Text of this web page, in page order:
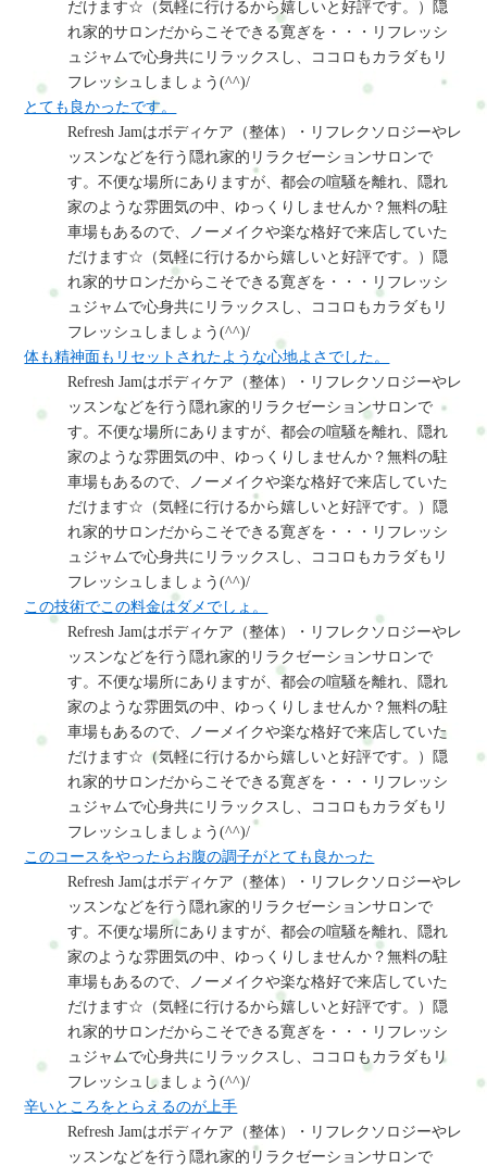
だけます☆（気軽に行けるから嬉しいと好評です。）隠
れ家的サロンだからこそできる寛ぎを・・・リフレッシ
ュジャムで心身共にリラックスし、ココロもカラダもリ
フレッシュしましょう(^^)/
とても良かったです。
Refresh Jamはボディケア（整体）・リフレクソロジーやレ
ッスンなどを行う隠れ家的リラクゼーションサロンで
す。不便な場所にありますが、都会の喧騒を離れ、隠れ
家のような雰囲気の中、ゆっくりしませんか？無料の駐
車場もあるので、ノーメイクや楽な格好で来店していた
だけます☆（気軽に行けるから嬉しいと好評です。）隠
れ家的サロンだからこそできる寛ぎを・・・リフレッシ
ュジャムで心身共にリラックスし、ココロもカラダもリ
フレッシュしましょう(^^)/
体も精神面もリセットされたような心地よさでした。
Refresh Jamはボディケア（整体）・リフレクソロジーやレ
ッスンなどを行う隠れ家的リラクゼーションサロンで
す。不便な場所にありますが、都会の喧騒を離れ、隠れ
家のような雰囲気の中、ゆっくりしませんか？無料の駐
車場もあるので、ノーメイクや楽な格好で来店していた
だけます☆（気軽に行けるから嬉しいと好評です。）隠
れ家的サロンだからこそできる寛ぎを・・・リフレッシ
ュジャムで心身共にリラックスし、ココロもカラダもリ
フレッシュしましょう(^^)/
この技術でこの料金はダメでしょ。
Refresh Jamはボディケア（整体）・リフレクソロジーやレ
ッスンなどを行う隠れ家的リラクゼーションサロンで
す。不便な場所にありますが、都会の喧騒を離れ、隠れ
家のような雰囲気の中、ゆっくりしませんか？無料の駐
車場もあるので、ノーメイクや楽な格好で来店していた
だけます☆（気軽に行けるから嬉しいと好評です。）隠
れ家的サロンだからこそできる寛ぎを・・・リフレッシ
ュジャムで心身共にリラックスし、ココロもカラダもリ
フレッシュしましょう(^^)/
このコースをやったらお腹の調子がとても良かった
Refresh Jamはボディケア（整体）・リフレクソロジーやレ
ッスンなどを行う隠れ家的リラクゼーションサロンで
す。不便な場所にありますが、都会の喧騒を離れ、隠れ
家のような雰囲気の中、ゆっくりしませんか？無料の駐
車場もあるので、ノーメイクや楽な格好で来店していた
だけます☆（気軽に行けるから嬉しいと好評です。）隠
れ家的サロンだからこそできる寛ぎを・・・リフレッシ
ュジャムで心身共にリラックスし、ココロもカラダもリ
フレッシュしましょう(^^)/
辛いところをとらえるのが上手
Refresh Jamはボディケア（整体）・リフレクソロジーやレ
ッスンなどを行う隠れ家的リラクゼーションサロンで